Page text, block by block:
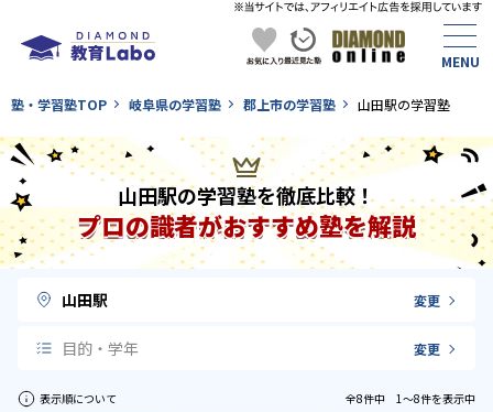
塾・学習塾TOP 岐阜県の学習塾 郡上市の学習塾 山田駅の学習塾
山田駅の学習塾を徹底比較！
プロの識者がおすすめ塾を解説
山田駅 変更
目的・学年 変更
表示順について 全8件中 1〜8件を表示中